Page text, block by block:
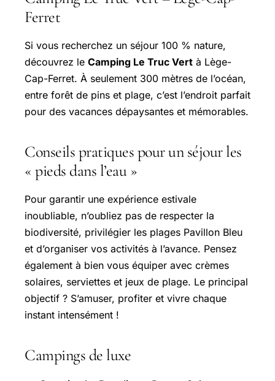
Ferret
Si vous recherchez un séjour 100 % nature,
découvrez le Camping Le Truc Vert à Lège-
Cap-Ferret. À seulement 300 mètres de l’océan,
entre forêt de pins et plage, c’est l’endroit parfait
pour des vacances dépaysantes et mémorables.
Conseils pratiques pour un séjour les
« pieds dans l’eau »
Pour garantir une expérience estivale
inoubliable, n’oubliez pas de respecter la
biodiversité, privilégier les plages Pavillon Bleu
et d’organiser vos activités à l’avance. Pensez
également à bien vous équiper avec crèmes
solaires, serviettes et jeux de plage. Le principal
objectif ? S’amuser, profiter et vivre chaque
instant intensément !
Campings de luxe